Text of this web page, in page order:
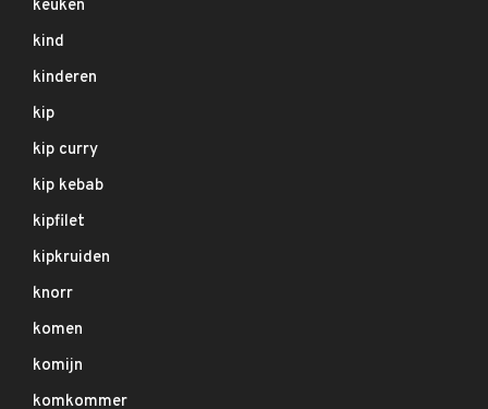
keuken
kind
kinderen
kip
kip curry
kip kebab
kipfilet
kipkruiden
knorr
komen
komijn
komkommer